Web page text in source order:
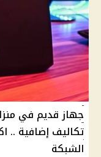
جهاز قديم في
تكاليف إضافية ..
الشبكة